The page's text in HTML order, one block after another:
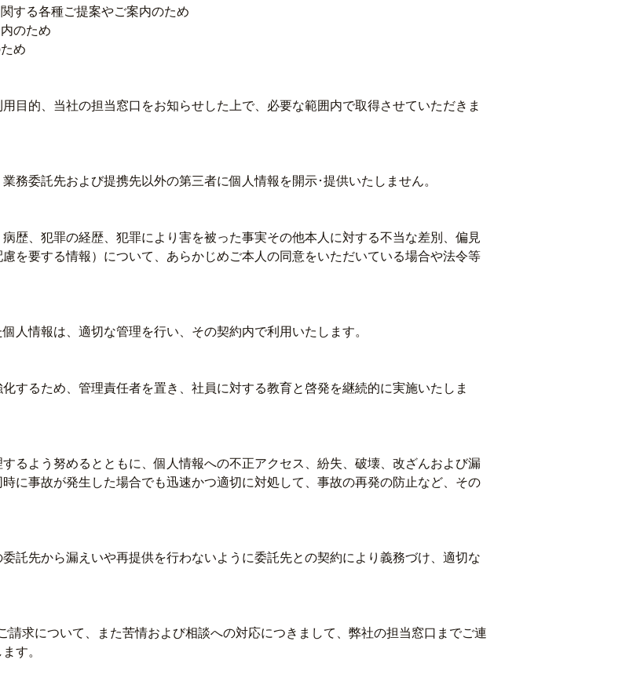
する各種ご提案やご案内のため
のため
め
目的、当社の担当窓口をお知らせした上で、必要な範囲内で取得させていただきま
務委託先および提携先以外の第三者に個人情報を開示･提供いたしません。
歴、犯罪の経歴、犯罪により害を被った事実その他本人に対する不当な差別、偏見
を要する情報）について、あらかじめご本人の同意をいただいている場合や法令等
人情報は、適切な管理を行い、その契約内で利用いたします。
するため、管理責任者を置き、社員に対する教育と啓発を継続的に実施いたしま
るよう努めるとともに、個人情報への不正アクセス、紛失、破壊、改ざんおよび漏
に事故が発生した場合でも迅速かつ適切に対処して、事故の再発の防止など、その
託先から漏えいや再提供を行わないように委託先との契約により義務づけ、適切な
請求について、また苦情および相談への対応につきまして、弊社の担当窓口までご連
す。